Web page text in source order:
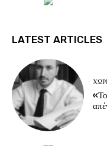
LATEST ARTICLES